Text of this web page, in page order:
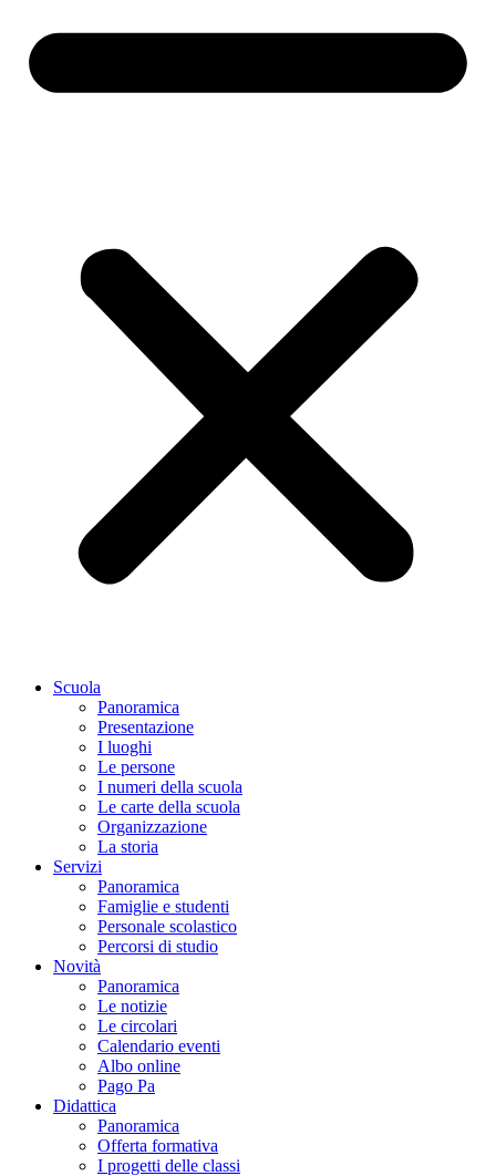
Scuola
Panoramica
Presentazione
I luoghi
Le persone
I numeri della scuola
Le carte della scuola
Organizzazione
La storia
Servizi
Panoramica
Famiglie e studenti
Personale scolastico
Percorsi di studio
Novità
Panoramica
Le notizie
Le circolari
Calendario eventi
Albo online
Pago Pa
Didattica
Panoramica
Offerta formativa
I progetti delle classi